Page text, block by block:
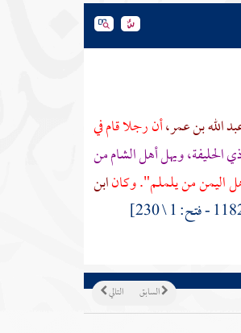
الله بن عمر،أن رجلا قام في
الحليفة،ويهل أهل الشام من
اليمنمنيلملم".وكانابن
التالي السابق